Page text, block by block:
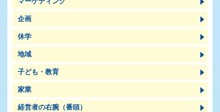
企画
休学
地域
子ども・教育
家業
経営者の右腕（番頭）